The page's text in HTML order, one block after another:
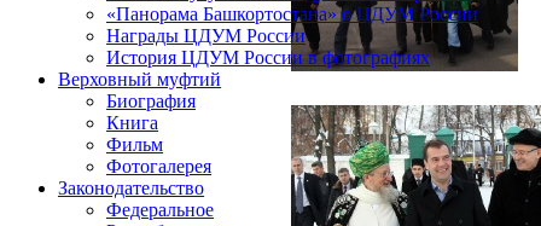
«Панорама Башкортостана» о ЦДУМ России
Награды ЦДУМ России
История ЦДУМ России в фотографиях
Верховный муфтий
Биография
Книга
Фильм
Фотогалерея
Законодательство
Федеральное